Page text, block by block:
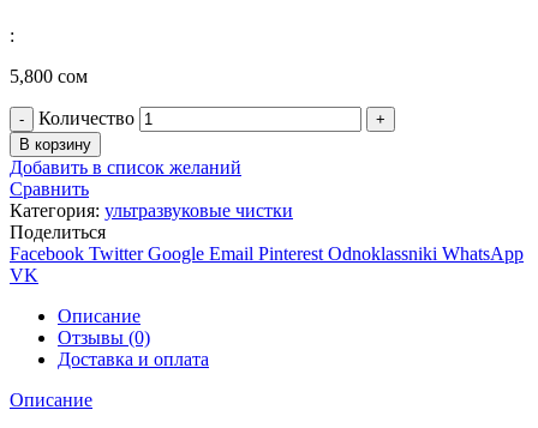
:
5,800 сом
Количество
В корзину
Добавить в список желаний
Сравнить
Категория: ультразвуковые чистки
Поделиться
Facebook Twitter Google Email Pinterest Odnoklassniki WhatsApp
VK
Описание
Отзывы (0)
Доставка и оплата
Описание